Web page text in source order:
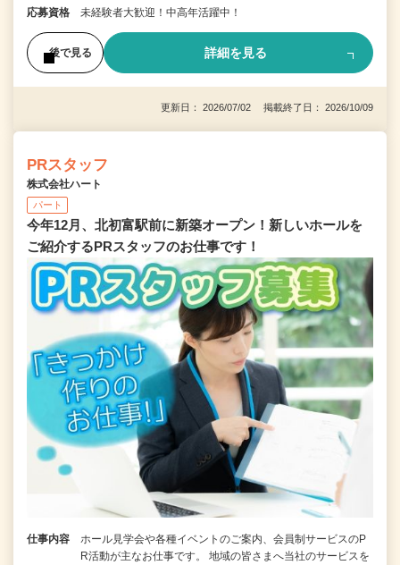
応募資格 未経験者大歓迎！中高年活躍中！
後で見る 詳細を見る
更新日： 2026/07/02 掲載終了日： 2026/10/09
PRスタッフ
株式会社ハート
パート
今年12月、北初富駅前に新築オープン！新しいホールを
ご紹介するPRスタッフのお仕事です！
仕事内容
ホール見学会や各種イベントのご案内、会員制サービスのP
R活動が主なお仕事です。 地域の皆さまへ当社のサービスを